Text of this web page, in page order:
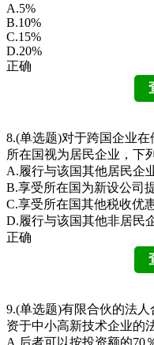
A.5%
B.10%
C.15%
D.20%
正确
8.(单选题)对于跨国企业
所在国视为居民企业，下
A.履行与该国其他居民企
B.享受所在国为新设公司
C.享受所在国其他税收优
D.履行与该国其他非居民
正确
9.(单选题)有限合伙的法
资于中小高新技术企业的
A.后者可以按投资额的70